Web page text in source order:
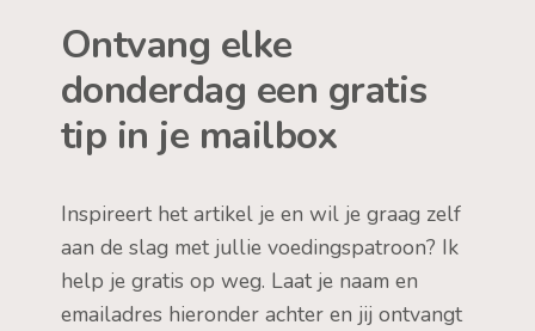
Ontvang elke
donderdag een gratis
tip in je mailbox
Inspireert het artikel je en wil je graag zelf
aan de slag met jullie voedingspatroon? Ik
help je gratis op weg. Laat je naam en
emailadres hieronder achter en jij ontvangt